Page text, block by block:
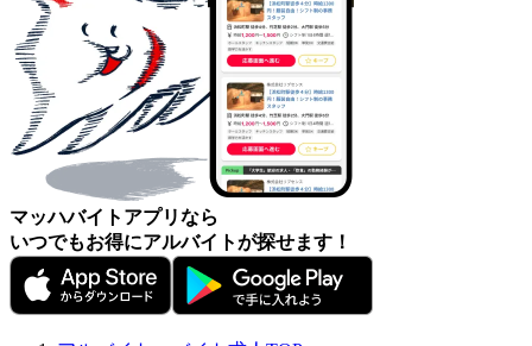
マッハバイトアプリなら
いつでもお得にアルバイトが探せます！